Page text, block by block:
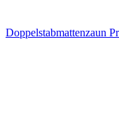
Doppelstabmattenzaun